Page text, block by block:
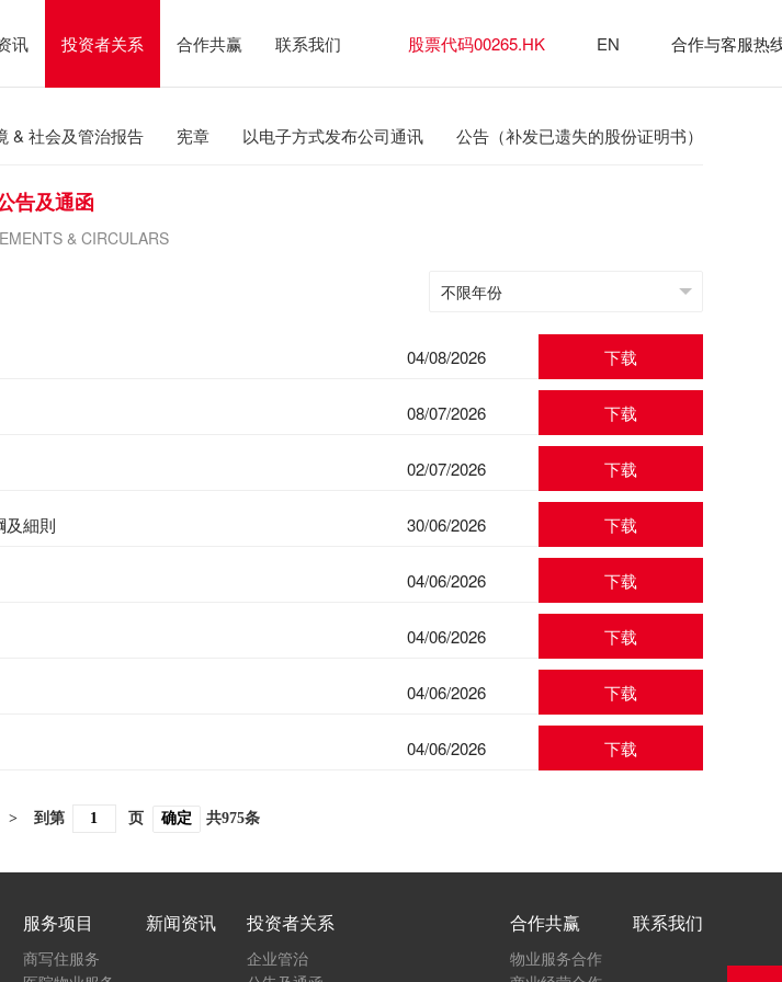
讯 投资者关系 合作共赢 联系我们 股票代码00265.HK EN 合作与客服热
& 社会及管治报告 宪章 以电子方式发布公司通讯 公告（补发已遗失的股份证明书）
告及通函
& CIRCULARS
04/08/2026 下载
08/07/2026 下载
02/07/2026 下载
及細則 30/06/2026 下载
04/06/2026 下载
04/06/2026 下载
04/06/2026 下载
04/06/2026 下载
> 到第 页 共975条
服务项目
商写住服务
新闻资讯 投资者关系
企业管治
合作共赢
物业服务合作
联系我们